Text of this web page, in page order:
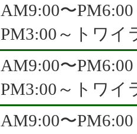
AM9:00〜PM6:00
PM3:00～トワイ
AM9:00〜PM6:00
PM3:00～トワイ
AM9:00〜PM6:00